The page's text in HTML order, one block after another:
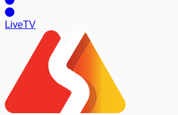
LiveTV